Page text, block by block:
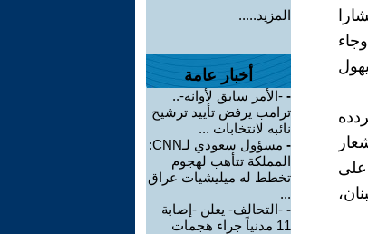
على
المزيد.....
أخبار عامة
- -الأمر سابق لأوانه-..
ترامب يرفض تأييد ترشيح
نائبه لانتخابات ...
-
مسؤول سعودي لـCNN:
المملكة تتأهب لهجوم
تخطط له ميليشيات عراق
...
- -التحالف- يعلن -إصابة
11 مدنياً جراء هجمات